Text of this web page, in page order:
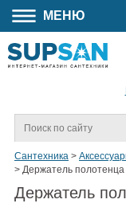
МЕНЮ
Сантехника >
> Держатель полотенца
Держатель